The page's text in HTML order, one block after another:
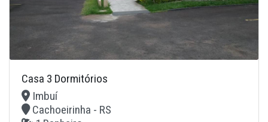
Casa 3 Dormitórios
Imbuí
Cachoeirinha - RS